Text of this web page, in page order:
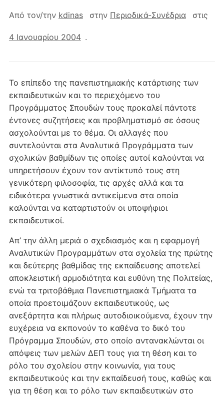
Από τον/την kdinas στην Περιοδικά-Συνέδρια στις
4 Ιανουαρίου 2004 .
Το επίπεδο της πανεπιστημιακής κατάρτισης των
εκπαιδευτικών και το περιεχόμενο του
Προγράμματος Σπουδών τους προκαλεί πάντοτε
έντονες συζητήσεις και προβληματισμό σε όσους
ασχολούνται με το θέμα. Οι αλλαγές που
συντελούνται στα Αναλυτικά Προγράμματα των
σχολικών βαθμίδων τις οποίες αυτοί καλούνται να
υπηρετήσουν έχουν τον αντίκτυπό τους στη
γενικότερη φιλοσοφία, τις αρχές αλλά και τα
ειδικότερα γνωστικά αντικείμενα στα οποία
καλούνται να καταρτιστούν οι υποψήφιοι
εκπαιδευτικοί.
Απ’ την άλλη μεριά ο σχεδιασμός και η εφαρμογή
Αναλυτικών Προγραμμάτων στα σχολεία της πρώτης
και δεύτερης βαθμίδας της εκπαίδευσης αποτελεί
αποκλειστική αρμοδιότητα και ευθύνη της Πολιτείας,
ενώ τα τριτοβάθμια Πανεπιστημιακά Τμήματα τα
οποία προετοιμάζουν εκπαιδευτικούς, ως
ανεξάρτητα και πλήρως αυτοδιοικούμενα, έχουν την
ευχέρεια να εκπονούν το καθένα το δικό του
Πρόγραμμα Σπουδών, στο οποίο αντανακλώνται οι
απόψεις των μελών ΔΕΠ τους για τη θέση και το
ρόλο του σχολείου στην κοινωνία, για τους
εκπαιδευτικούς και την εκπαίδευσή τους, καθώς και
για τη θέση και το ρόλο των εκπαιδευτικών στο